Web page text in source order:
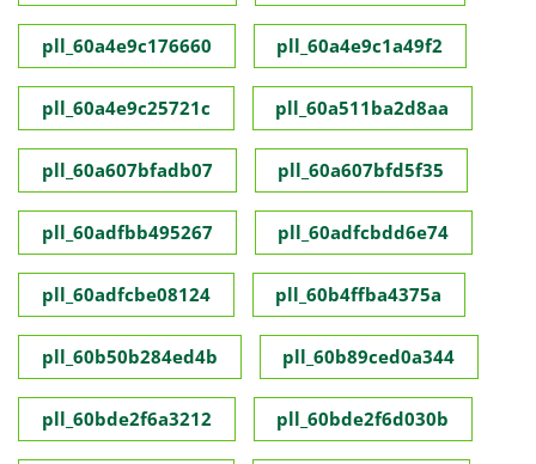
pll_60a4e9c176660 pll_60a4e9c1a49f2
pll_60a4e9c25721c pll_60a511ba2d8aa
pll_60a607bfadb07 pll_60a607bfd5f35
pll_60adfbb495267 pll_60adfcbdd6e74
pll_60adfcbe08124 pll_60b4ffba4375a
pll_60b50b284ed4b pll_60b89ced0a344
pll_60bde2f6a3212 pll_60bde2f6d030b